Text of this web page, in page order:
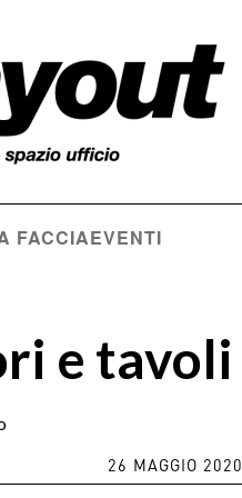
FACCIAEVENTI
e tavoli
26 MAGGIO 2020